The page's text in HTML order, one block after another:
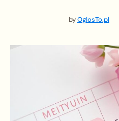
byOglosTo.pl